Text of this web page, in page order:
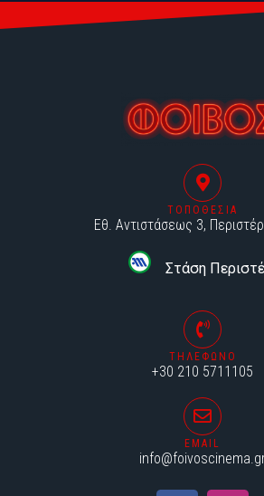
ΤΟΠΟΘΕΣΙΑ
Εθ. Αντιστάσεως 3,
Στάση
ΤΗΛΕΦΩΝΟ
+30 210 5711105
EMAIL